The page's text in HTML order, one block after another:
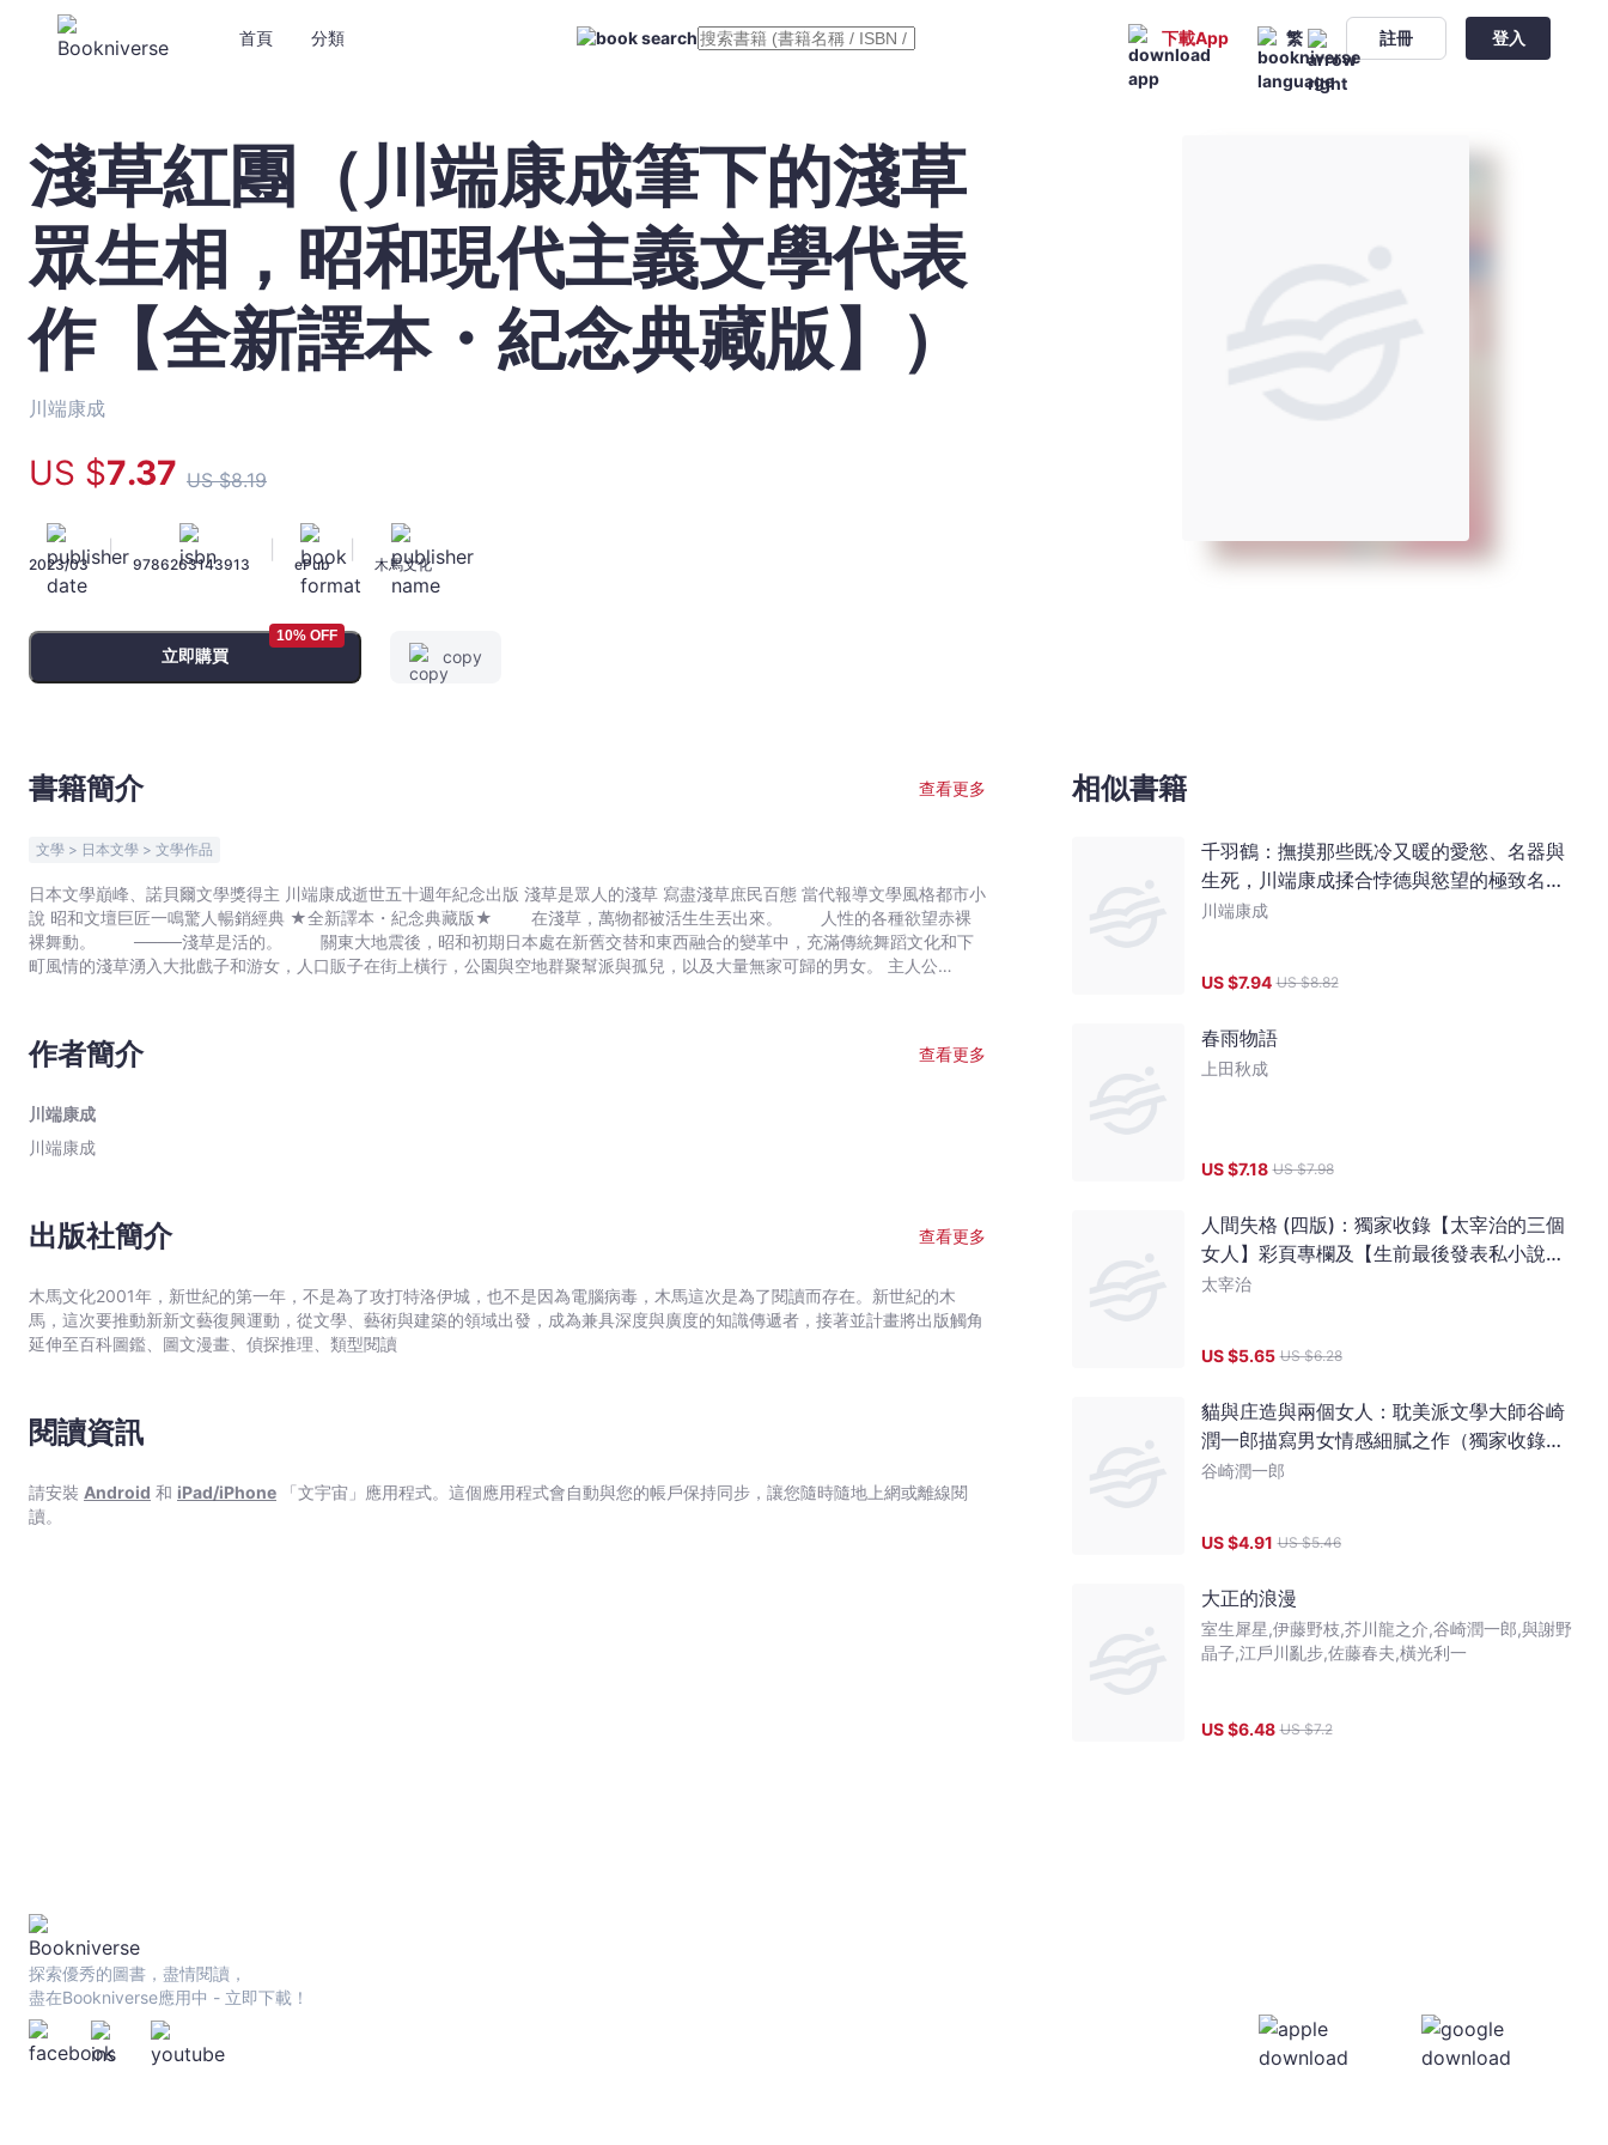
首頁 分類 下載App 繁 註冊 登入
淺
草
紅
團
（川
端
康
成
筆
下
淺
眾
相，
和
文
代
作
【全
新
紀
念
藏
版】）
端
成
-
文
宙
｜
淺草紅團（川端康成筆下的淺草
眾生相，昭和現代主義文學代表
作【全新譯本・紀念典藏版】）
川端康成
US $7.37 US $8.19
2023/03
|
9786263143913 ePub 木馬文化
立即購買
10% OFF
copy
書籍簡介 查看更多
文學 > 日本文學 > 文學作品
日本文學巔峰、諾貝爾文學獎得主 川端康成逝世五十週年紀念出版 淺草是眾人的淺草 寫盡淺草庶民百態 當代報導文學風格都市小
說 昭和文壇巨匠一鳴驚人暢銷經典 ★全新譯本・紀念典藏版★ 在淺草，萬物都被活生生丟出來。 人性的各種欲望赤裸
裸舞動。 ────淺草是活的。 關東大地震後，昭和初期日本處在新舊交替和東西融合的變革中，充滿傳統舞蹈文化和下
町風情的淺草湧入大批戲子和游女，人口販子在街上橫行，公園與空地群聚幫派與孤兒，以及大量無家可歸的男女。 主人公
《淺草紅團》是川端康成早期的作品，被譽為新感覺派代表作，作家以漫遊者的視角、生動唯美地記錄下町居民的悲歡人生。
相較於書中血肉豐滿的女子們，作家刻意將「我」壓抑為影子般存在的單薄形象，這不僅為川端孤兒情感的投射，也是他孤寂心境
膩描摹那個年代老城的破立與興衰，同時傳達出反戰的作家對當前時局的不安。此作出版後大受歡迎，川端躍為流行作家之列，社
第二個如此活躍的地方了。而淺草的底層就像昆蟲館的標本──是的，就像離島，或是有酋長的非洲村落，和當今社會截然不同，
作者簡介 查看更多
川端康成
川端康成
出版社簡介 查看更多
木馬文化2001年，新世紀的第一年，不是為了攻打特洛伊城，也不是因為電腦病毒，木馬這次是為了閱讀而存在。新世紀的木
馬，這次要推動新新文藝復興運動，從文學、藝術與建築的領域出發，成為兼具深度與廣度的知識傳遞者，接著並計畫將出版觸角
延伸至百科圖鑑、圖文漫畫、偵探推理、類型閱讀
閱讀資訊
請安裝 Android 和 iPad/iPhone 「文宇宙」應用程式。這個應用程式會自動與您的帳戶保持同步，讓您隨時隨地上網或離線閱
讀。
相似書籍
千羽鶴：撫摸那些既冷又暖的愛慾、名器與
生死，川端康成揉合悖德與慾望的極致名作
【典藏版】
川端康成
US $7.94 US $8.82
春雨物語
上田秋成
US $7.18 US $7.98
人間失格 (四版)：獨家收錄【太宰治的三個
女人】彩頁專欄及【生前最後發表私小說
〈櫻桃〉】，一次讀懂大文豪的感情與創作
太宰治
US $5.65 US $6.28
貓與庄造與兩個女人：耽美派文學大師谷崎
潤一郎描寫男女情感細膩之作（獨家收錄文
學特輯）
谷崎潤一郎
US $4.91 US $5.46
大正的浪漫
室生犀星,伊藤野枝,芥川龍之介,谷崎潤一郎,與謝野
晶子,江戶川亂步,佐藤春夫,橫光利一
US $6.48 US $7.2
探索優秀的圖書，盡情閱讀，
盡在Bookniverse應用中 - 立即下載！